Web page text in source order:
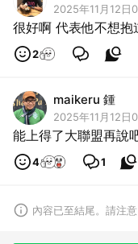
2025年11月12日
很好啊 代表他不想抱
2
maikeru 鍾
2025年11月12日
能上得了大聯盟再說
4 1
內容已至結尾。請注